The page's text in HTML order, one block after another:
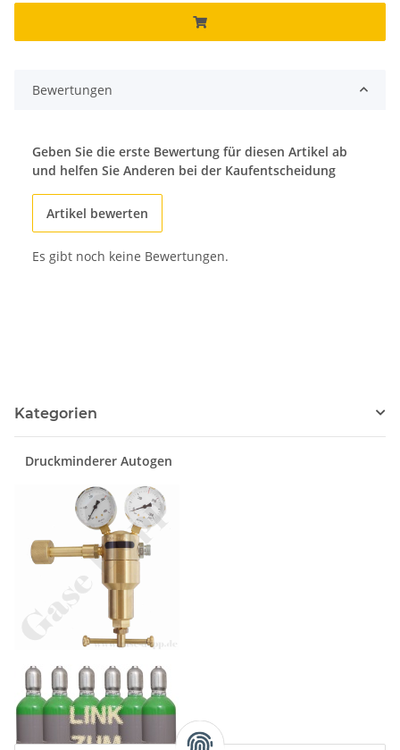
Bewertungen
Geben Sie die erste Bewertung für diesen Artikel ab
und helfen Sie Anderen bei der Kaufentscheidung
Artikel bewerten
Es gibt noch keine Bewertungen.
Kategorien
Druckminderer Autogen